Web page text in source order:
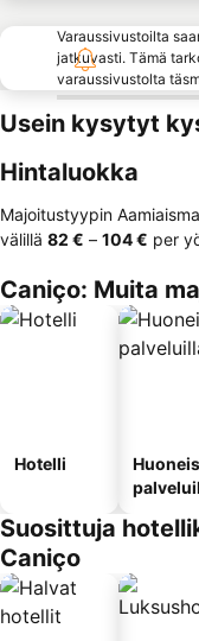
Varaussivustoilta
jatkuvasti. Tämä
varaussivustolta
Usein kysytyt
Hintaluokka
Majoitustyypin
välillä ‎82 € – ‎104 € per
Caniço: Muita
Hotelli
Suosittuja
Caniço